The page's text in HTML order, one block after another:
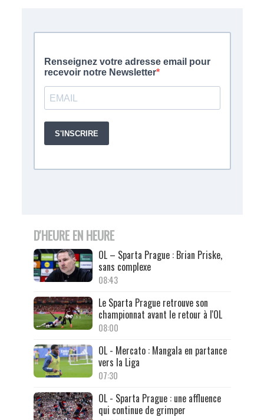
D'HEURE EN HEURE
OL – Sparta Prague : Brian Priske,
sans complexe
08:43
Le Sparta Prague retrouve son
championnat avant le retour à l'OL
08:00
OL - Mercato : Mangala en partance
vers la Liga
07:30
OL - Sparta Prague : une affluence
qui continue de grimper